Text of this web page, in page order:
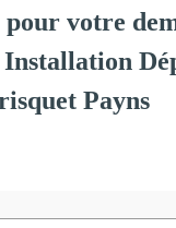
votre
Payns